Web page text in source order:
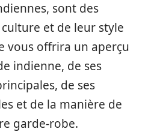
sont des
et de leur style
vous offrira un aperçu
indienne, de ses
de ses
et de la manière de
garde-robe.